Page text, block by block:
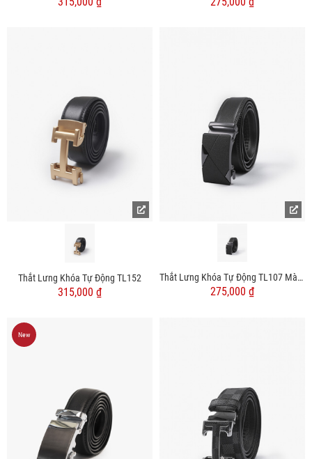
Thắt Lưng Khóa Tự Động TL152
315,000 ₫
Thắt Lưng Khóa Tự Động TL107 Màu Đen
275,000 ₫
New